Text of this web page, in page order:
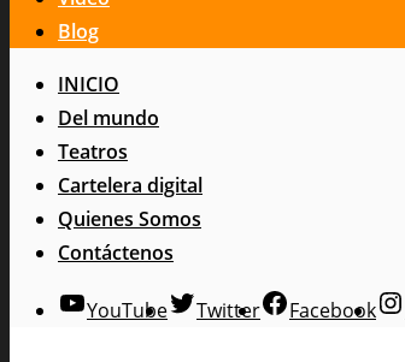
Blog
INICIO
Del mundo
Teatros
Cartelera digital
Quienes Somos
Contáctenos
YouTube Twitter Facebook